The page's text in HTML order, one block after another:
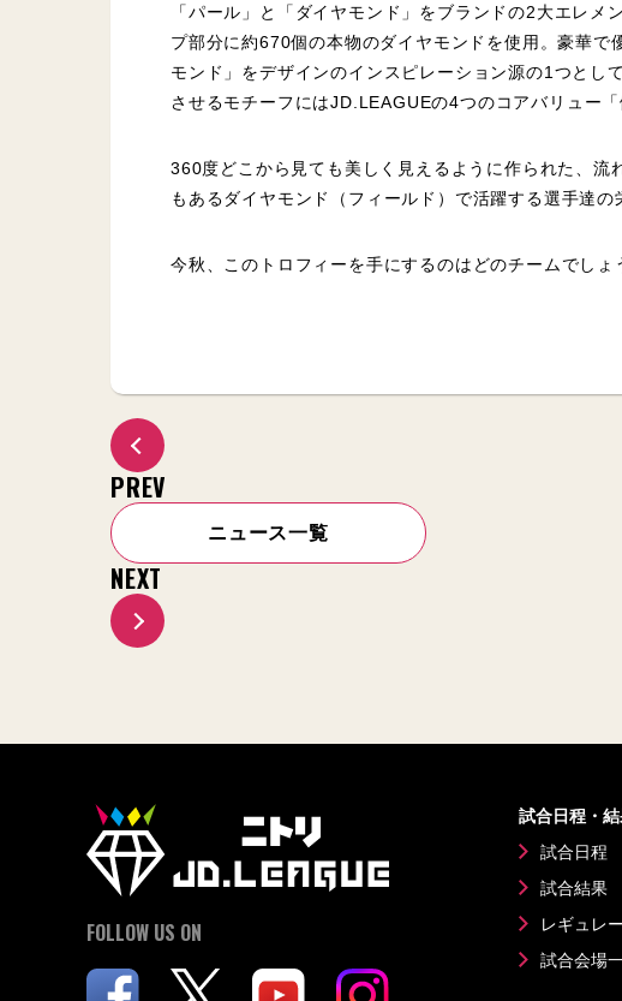
「パール」と「ダイヤモンド」をブランドの2大エレ
プ部分に約670個の本物のダイヤモンドを使用。豪華
モンド」をデザインのインスピレーション源の1つとし
させるモチーフにはJD.LEAGUEの4つのコアバリュー
360度どこから見ても美しく見えるように作られた、
もあるダイヤモンド（フィールド）で活躍する選手達の
今秋、このトロフィーを手にするのはどのチームでし
PREV
ニュース一覧
NEXT
試合日程・
試合日程
試合結果
レギュレ
試合会場
FOLLOW US ON